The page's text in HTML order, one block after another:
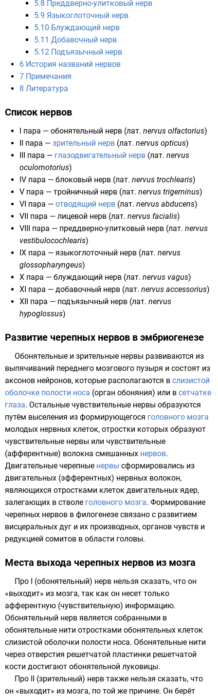
5.8 Преддверно-улитковый нерв
5.9 Языкоглоточный нерв
5.10 Блуждающий нерв
5.11 Добавочный нерв
5.12 Подъязычный нерв
6 История названий нервов
7 Примечания
8 Литература
Список нервов
I пара — обонятельный нерв (лат. nervus olfactorius)
II пара — зрительный нерв (лат. nervus opticus)
III пара — глазодвигательный нерв (лат. nervus
oculomotorius)
IV пара — блоковый нерв (лат. nervus trochlearis)
V пара — тройничный нерв (лат. nervus trigeminus)
VI пара — отводящий нерв (лат. nervus abducens)
VII пара — лицевой нерв (лат. nervus facialis)
VIII пара — преддверно-улитковый нерв (лат. nervus
vestibulocochlearis)
IX пара — языкоглоточный нерв (лат. nervus
glossopharyngeus)
Х пара — блуждающий нерв (лат. nervus vagus)
XI пара — добавочный нерв (лат. nervus accessorius)
XII пара — подъязычный нерв (лат. nervus
hypoglossus)
Развитие черепных нервов в эмбриогенезе
Обонятельные и зрительные нервы развиваются из
выпячиваний переднего мозгового пузыря и состоят из
аксонов нейронов, которые располагаются в слизистой
оболочке полости носа (орган обоняния) или в сетчатке
глаза. Остальные чувствительные нервы образуются
путём выселения из формирующегося головного мозга
молодых нервных клеток, отростки которых образуют
чувствительные нервы или чувствительные
(афферентные) волокна смешанных нервов.
Двигательные черепные нервы сформировались из
двигательных (эфферентных) нервных волокон,
являющихся отростками клеток двигательных ядер,
залегающих в стволе головного мозга. Формирование
черепных нервов в филогенезе связано с развитием
висцеральных дуг и их производных, органов чувств и
редукцией сомитов в области головы.
Места выхода черепных нервов из мозга
Про I (обонятельный) нерв нельзя сказать, что он
«выходит» из мозга, так как он несет только
афферентную (чувствительную) информацию.
Обонятельный нерв является собранными в
обонятельные нити отростками обонятельных клеток
слизистой оболочки полости носа. Обонятельные нити
через отверстия решетчатой пластинки решетчатой
кости достигают обонятельной луковицы.
Про II (зрительный) нерв также нельзя сказать, что
он «выходит» из мозга, по той же причине. Он берёт